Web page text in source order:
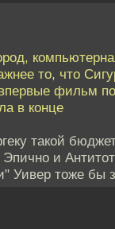
то, что
фильм
в конце
такой
и
Уивер тоже бы